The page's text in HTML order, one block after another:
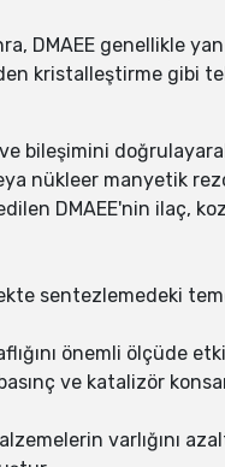
DMAEE genellikle
kristalleştirme gibi
ve bileşimini
nükleer manyetik
DMAEE'nin ilaç,
sentezlemedeki
önemli ölçüde
ve katalizör
varlığını